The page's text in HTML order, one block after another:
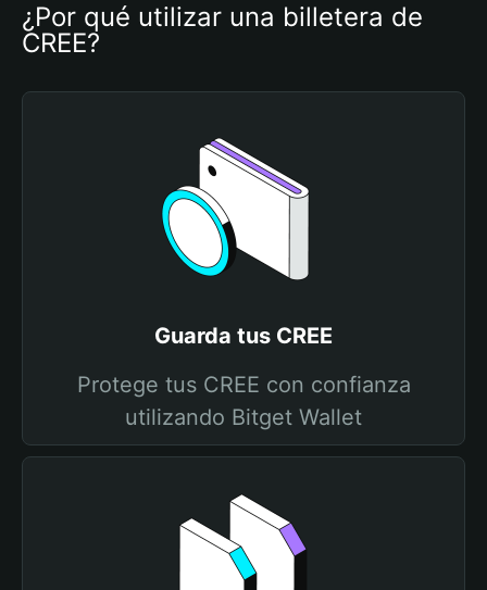
¿Por qué utilizar una billetera de
CREE?
Guarda tus CREE
Protege tus CREE con confianza
utilizando Bitget Wallet